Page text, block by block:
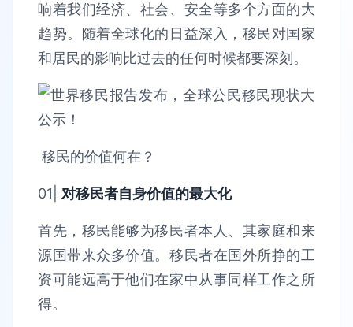
响着我们经济、社会、安全等多个方面的大
趋势。随着全球化的日益深入，移民对国家
和居民的影响比过去的任何时候都要深刻。
移民的价值何在？
01| 对移民者自身价值的最大化
首先，移民能够为移民者本人、其家庭和来
源国带来众多价值。移民者在国外所挣的工
资可能远高于他们在家中从事同样工作之所
得。